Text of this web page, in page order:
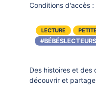
TOUS LES
Conditions d'accès :
LECTURE
#BÉBÉSLECTEURS
Des histoires et
découvrir et